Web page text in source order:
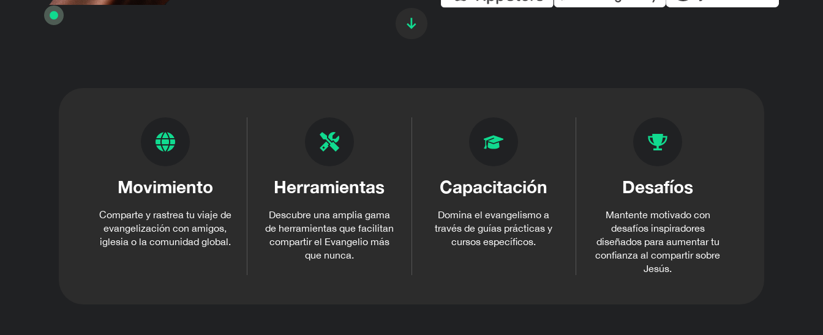
Movimiento
Comparte y rastrea tu viaje de
evangelización con amigos,
iglesia o la comunidad global.
Herramientas
Descubre una amplia gama
de herramientas que facilitan
compartir el Evangelio más
que nunca.
Capacitación
Domina el evangelismo a
través de guías prácticas y
cursos específicos.
Desafíos
Mantente motivado con
desafíos inspiradores
diseñados para aumentar tu
confianza al compartir sobre
Jesús.